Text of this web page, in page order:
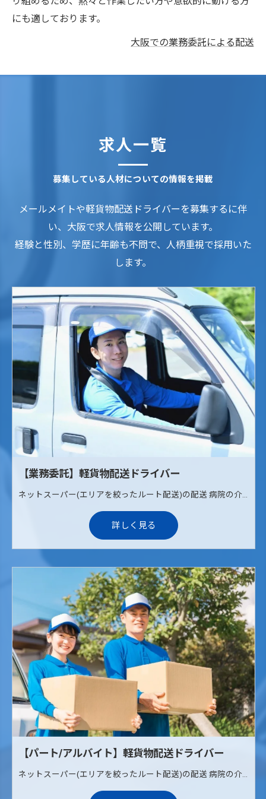
にも適しております。
大阪での業務委託による配送
募集している人材についての情報を掲載
求人一覧
メールメイトや軽貨物配送ドライバーを募集するに伴
い、大阪で求人情報を公開しています。
経験と性別、学歴に年齢も不問で、人柄重視で採用いた
します。
【業務委託】軽貨物配送ドライバー
詳しく見る
【パート/アルバイト】軽貨物配送ドライバー